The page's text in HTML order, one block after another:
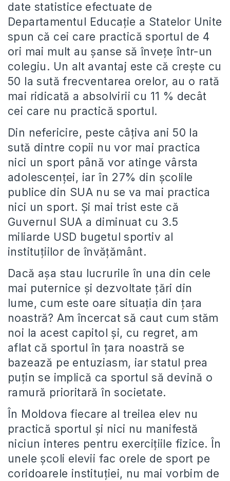
date statistice efectuate de
Departamentul Educație a Statelor Unite
spun că cei care practică sportul de 4
ori mai mult au șanse să învețe într-un
colegiu. Un alt avantaj este că crește cu
50 la sută frecventarea orelor, au o rată
mai ridicată a absolvirii cu 11 % decât
cei care nu practică sportul.
Din nefericire, peste câțiva ani 50 la
sută dintre copii nu vor mai practica
nici un sport până vor atinge vârsta
adolescenței, iar în 27% din școlile
publice din SUA nu se va mai practica
nici un sport. Și mai trist este că
Guvernul SUA a diminuat cu 3.5
miliarde USD bugetul sportiv al
instituțiilor de învățământ.
Dacă așa stau lucrurile în una din cele
mai puternice și dezvoltate țări din
lume, cum este oare situația din țara
noastră? Am încercat să caut cum stăm
noi la acest capitol și, cu regret, am
aflat că sportul în țara noastră se
bazează pe entuziasm, iar statul prea
puțin se implică ca sportul să devină o
ramură prioritară în societate.
În Moldova fiecare al treilea elev nu
practică sportul și nici nu manifestă
niciun interes pentru exercițiile fizice. În
unele școli elevii fac orele de sport pe
coridoarele instituției, nu mai vorbim de